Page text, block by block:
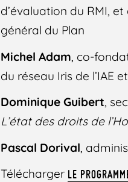
d’évaluation du RMI,
général du Plan
Michel Adam, co-
du réseau Iris de l’IAE
Dominique Guibert,
L’état des droits de
Pascal Dorival,
Télécharger LE